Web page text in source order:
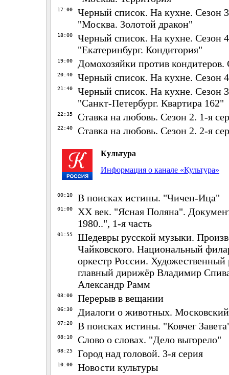
17:00
Черный список. На кухне. Сезон
"Москва. Золотой дракон"
18:00
Черный список. На кухне. Сезон
"Екатеринбург. Кондитория"
19:00 Домохозяйки против кондитеров.
20:40 Черный список. На кухне. Сезон
21:40
Черный список. На кухне. Сезон
"Санкт-Петербург. Квартира 162"
22:35 Ставка на любовь. Сезон 2. 1-я
22:40 Ставка на любовь. Сезон 2. 2-я
Культура
Информация о канале «Культура»
00:10 В поисках истины. "Чичен-Ица"
01:00
ХХ век. "Ясная Поляна".
1980..", 1-я часть
01:55
Шедевры русской музыки.
Чайковского. Национальный
оркестр России. Художественный
главный дирижёр Владимир
Александр Рамм
03:00 Перерыв в вещании
06:30 Диалоги о животных.
07:20 В поисках истины. "Ковчег
08:10 Слово о словах. "Дело выгорело"
08:25 Город над головой. 3-я серия
10:00 Новости культуры